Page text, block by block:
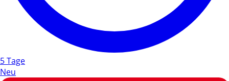
5 Tage
Neu